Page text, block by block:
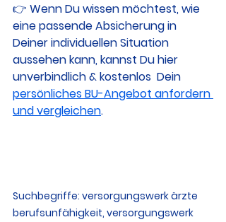
👉 Wenn Du wissen möchtest, wie
eine passende Absicherung in
Deiner individuellen Situation
aussehen kann, kannst Du hier
unverbindlich & kostenlos  Dein
persönliches BU-Angebot anfordern
und vergleichen.
Suchbegriffe: versorgungswerk ärzte
berufsunfähigkeit, versorgungswerk